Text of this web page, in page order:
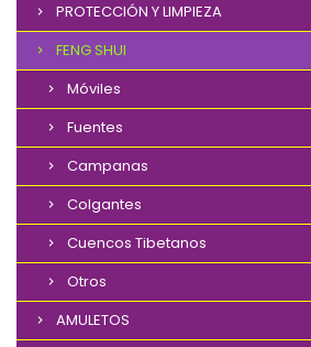
PROTECCIÓN Y LIMPIEZA
FENG SHUI
Móviles
Fuentes
Campanas
Colgantes
Cuencos Tibetanos
Otros
AMULETOS